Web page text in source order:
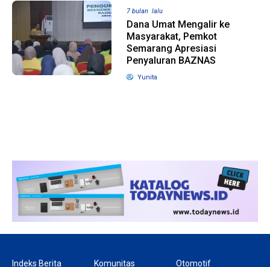
7 bulan lalu
Dana Umat Mengalir ke
Masyarakat, Pemkot
Semarang Apresiasi
Penyaluran BAZNAS
Yunita
1 tahun lalu
Banyak Gugatan di
Pilkada 2024, Legislator
Ragukan SDM Bawaslu
Keputusan
Capres-
Indeks Berita
Komunitas
Otomotif